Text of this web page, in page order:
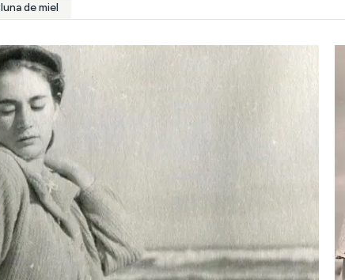
luna de miel